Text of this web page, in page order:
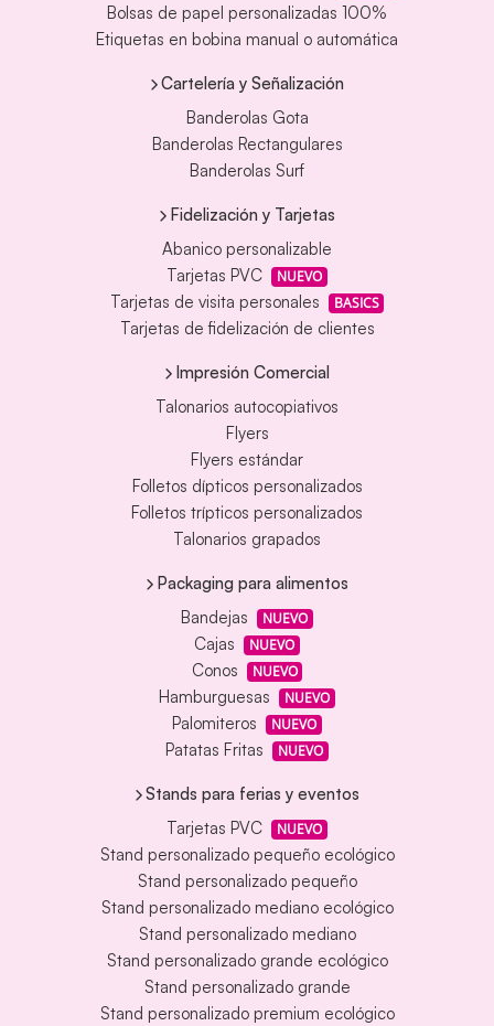
Bolsas de papel personalizadas 100%
Etiquetas en bobina manual o automática
Cartelería y Señalización
Banderolas Gota
Banderolas Rectangulares
Banderolas Surf
Fidelización y Tarjetas
Abanico personalizable
Tarjetas PVC
NUEVO
Tarjetas de visita personales BASICS
Tarjetas de fidelización de clientes
Impresión Comercial
Talonarios autocopiativos
Flyers
Flyers estándar
Folletos dípticos personalizados
Folletos trípticos personalizados
Talonarios grapados
Packaging para alimentos
Bandejas
NUEVO
Cajas NUEVO
Conos NUEVO
Hamburguesas NUEVO
Palomiteros NUEVO
Patatas Fritas NUEVO
Stands para ferias y eventos
Tarjetas PVC
NUEVO
Stand personalizado pequeño ecológico
Stand personalizado pequeño
Stand personalizado mediano ecológico
Stand personalizado mediano
Stand personalizado grande ecológico
Stand personalizado grande
Stand personalizado premium ecológico